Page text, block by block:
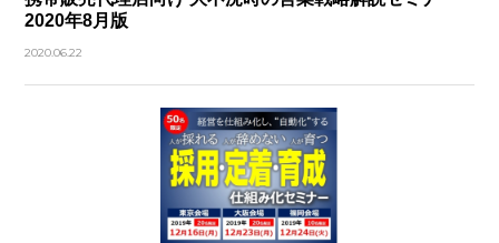
2020年8月版
2020.06.22